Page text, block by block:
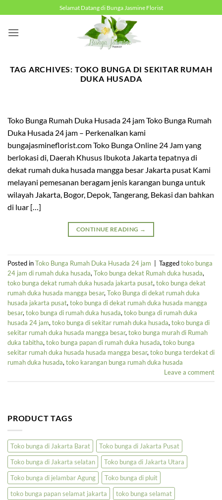
to
content
Selamat Datang di Bunga Jasmine Florist
TAG ARCHIVES: TOKO BUNGA DI SEKITAR RUMAH
DUKA HUSADA
Toko Bunga Rumah Duka Husada 24 jam Toko Bunga Rumah
Duka Husada 24 jam – Perkenalkan kami
bungajasmineflorist.com Toko Bunga Online 24 Jam yang
berlokasi di, Daerah Khusus Ibukota Jakarta tepatnya di
dekat rumah duka husada mangga besar Jakarta pusat Kami
melayani pemesanan beragam jenis karangan bunga untuk
wilayah Jakarta, Bogor, Depok, Tangerang, Bekasi dan bahkan
di luar […]
CONTINUE READING →
Posted inToko Bunga Rumah Duka Husada 24 jam Taggedtoko bunga
24 jam di rumah duka husada,Toko bunga dekat Rumah duka husada,
toko bunga dekat rumah duka husada jakarta pusat,toko bunga dekat
rumah duka husada mangga besar,Toko Bunga di dekat rumah duka
husada jakarta pusat,toko bunga di dekat rumah duka husada mangga
besar,toko bunga di rumah duka husada,toko bunga di rumah duka
husada 24 jam,toko bunga di sekitar rumah duka husada,toko bunga di
sekitar rumah duka husada mangga besar,toko bunga murah di Rumah
duka tabitha,toko bunga papan di rumah duka husada,toko bunga
sekitar rumah duka husada husada mangga besar,toko bunga terdekat di
rumah duka husada,toko karangan bunga rumah duka husada
Leave a comment
PRODUCT TAGS
Toko bunga di Jakarta Barat
Toko bunga di Jakarta Pusat
Toko bunga di Jakarta selatan
Toko bunga di Jakarta Utara
Toko bunga di jelambar Agung
Toko bunga di pluit
toko bunga papan selamat jakarta
toko bunga selamat